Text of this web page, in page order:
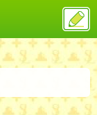
ス
投
稿